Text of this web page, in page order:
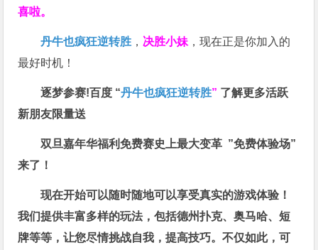
喜啦。
丹牛也疯狂逆转胜 ， 决胜小妹 ，现在正是你加入的
最好时机！
逐梦参赛!百度 “丹牛也疯狂逆转胜” 了解更多活跃
新朋友限量送
双旦嘉年华福利免费赛史上最大变革 ”免费体验场”
来了！
现在开始可以随时随地可以享受真实的游戏体验！
我们提供丰富多样的玩法，包括德州扑克、奥马哈、短
牌等等，让您尽情挑战自我，提高技巧。不仅如此，可